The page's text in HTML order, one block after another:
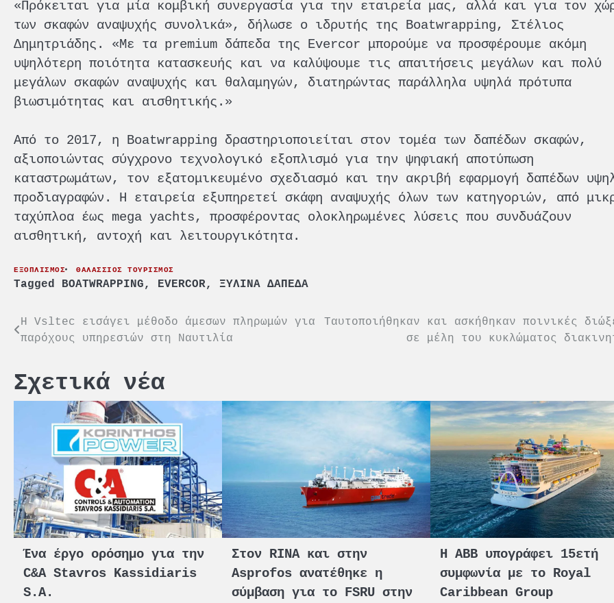
«Πρόκειται για μία κομβική συνεργασία για την εταιρεία μας, αλλά και για τον
των σκαφών αναψυχής συνολικά», δήλωσε ο ιδρυτής της Boatwrapping, Στέλιος
Δημητριάδης. «Με τα premium δάπεδα της Evercor μπορούμε να προσφέρουμε ακόμη
υψηλότερη ποιότητα κατασκευής και να καλύψουμε τις απαιτήσεις μεγάλων και πολύ
μεγάλων σκαφών αναψυχής και θαλαμηγών, διατηρώντας παράλληλα υψηλά πρότυπα
βιωσιμότητας και αισθητικής.»
Από το 2017, η Boatwrapping δραστηριοποιείται στον τομέα των δαπέδων σκαφών,
αξιοποιώντας σύγχρονο τεχνολογικό εξοπλισμό για την ψηφιακή αποτύπωση
καταστρωμάτων, τον εξατομικευμένο σχεδιασμό και την ακριβή εφαρμογή δαπέδων
προδιαγραφών. Η εταιρεία εξυπηρετεί σκάφη αναψυχής όλων των κατηγοριών, από
ταχύπλοα έως mega yachts, προσφέροντας ολοκληρωμένες λύσεις που συνδυάζουν
αισθητική, αντοχή και λειτουργικότητα.
ΕΞΟΠΛΙΣΜΟΣ ΘΑΛΑΣΣΙΟΣ ΤΟΥΡΙΣΜΟΣ
Tagged BOATWRAPPING, EVERCOR, ΞΥΛΙΝΑ ΔΑΠΕΔΑ
Πλοήγηση
άρθρων
Η Vsltec εισάγει μέθοδο άμεσων πληρωμών για
παρόχους υπηρεσιών στη Nαυτιλία
Ταυτοποιήθηκαν και ασκήθηκαν ποινικές
σε μέλη του κυκλώματος
Σχετικά νέα
Ένα έργο ορόσημο για την
C&A Stavros Kassidiaris
S.A.
Στον RINA και στην
Αsprofos ανατέθηκε η
σύμβαση για το FSRU στην
Η ABB υπογράφει 15ετή
συμφωνία με το Royal
Caribbean Group